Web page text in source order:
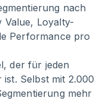
nach
Value, Loyalty-
Performance pro
der für jeden
Selbst mit 2.000
mehr